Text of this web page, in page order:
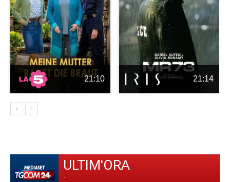
21:10 21:14
ULTIM'ORA
-